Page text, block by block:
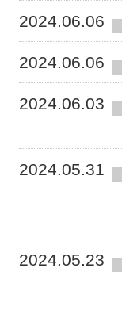
2024.06.06
2024.06.06
2024.06.03
2024.05.31
2024.05.23